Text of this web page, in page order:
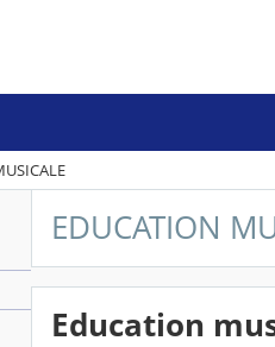
EDUCATION
Education